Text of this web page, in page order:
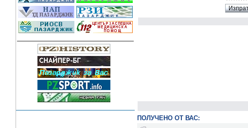
ПОЛУЧЕНО ОТ ВАС: